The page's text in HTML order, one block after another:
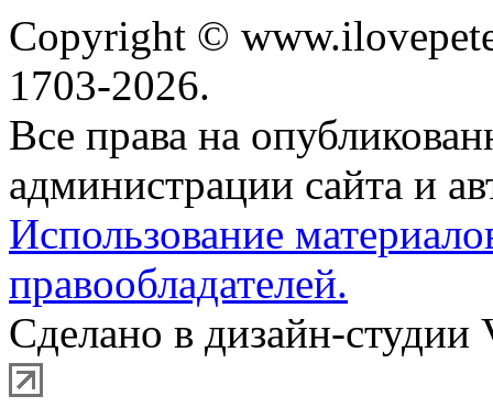
Copyright ©
1703-2026.
Все права на
администрации сайта и
Использование
правообладателей.
Сделано в дизайн-студии